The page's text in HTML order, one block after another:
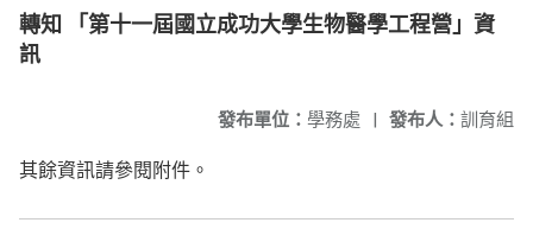
轉知 「第十一屆國立成功大學生物醫學工程營」資
訊
發布人： 訓育組
發布單位： 學務處 |
其餘資訊請參閱附件。